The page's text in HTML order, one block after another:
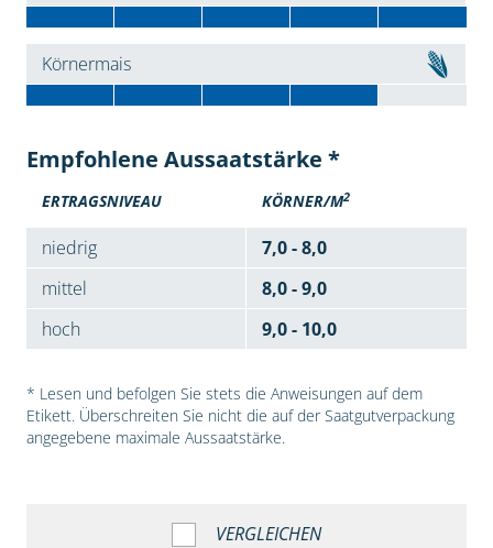
Körnermais
Empfohlene Aussaatstärke *
ERTRAGSNIVEAU KÖRNER/M2
niedrig
7,0 - 8,0
mittel
8,0 - 9,0
hoch
9,0 - 10,0
* Lesen und befolgen Sie stets die Anweisungen auf dem
Etikett. Überschreiten Sie nicht die auf der Saatgutverpackung
angegebene maximale Aussaatstärke.
VERGLEICHEN